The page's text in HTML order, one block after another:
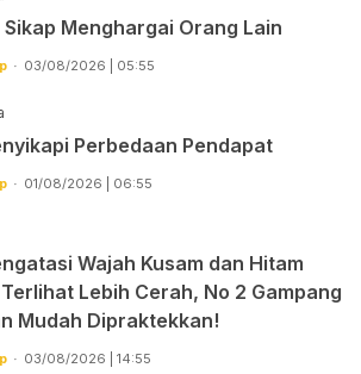
Sikap Menghargai Orang Lain
03/08/2026 | 05:55
Perbedaan Pendapat
01/08/2026 | 06:55
Wajah Kusam dan Hitam
Lebih Cerah, No 2 Gampang
Mudah Dipraktekkan!
03/08/2026 | 14:55